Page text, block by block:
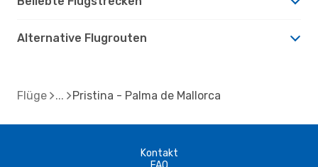
Alternative Flugrouten
Flüge Pristina - Palma de Mallorca
Kontakt